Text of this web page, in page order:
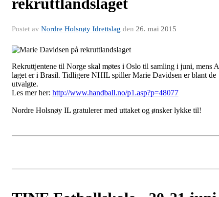
Postet av Nordre Holsnøy Idrettslag den 26. mai 2015
Rekruttjentene til Norge skal møtes i Oslo til samling i juni, mens
laget er i Brasil. Tidligere NHIL spiller Marie Davidsen er blant de
utvalgte.
Les mer her: http://www.handball.no/p1.asp?p=48077
Nordre Holsnøy IL gratulerer med uttaket og ønsker lykke til!